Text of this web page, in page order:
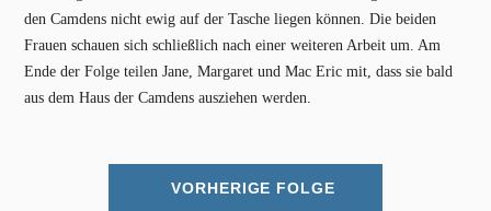
den Camdens nicht ewig auf der Tasche liegen können. Die beiden
Frauen schauen sich schließlich nach einer weiteren Arbeit um. Am
Ende der Folge teilen Jane, Margaret und Mac Eric mit, dass sie bald
aus dem Haus der Camdens ausziehen werden.
VORHERIGE FOLGE